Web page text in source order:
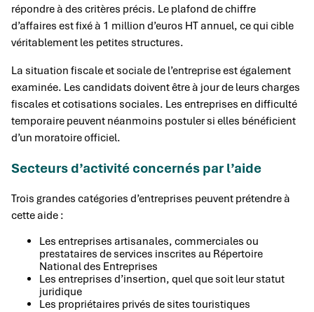
répondre à des critères précis. Le plafond de chiffre
d’affaires est fixé à 1 million d’euros HT annuel, ce qui cible
véritablement les petites structures.
La situation fiscale et sociale de l’entreprise est également
examinée. Les candidats doivent être à jour de leurs charges
fiscales et cotisations sociales. Les entreprises en difficulté
temporaire peuvent néanmoins postuler si elles bénéficient
d’un moratoire officiel.
Secteurs d’activité concernés par l’aide
Trois grandes catégories d’entreprises peuvent prétendre à
cette aide :
Les entreprises artisanales, commerciales ou
prestataires de services inscrites au Répertoire
National des Entreprises
Les entreprises d’insertion, quel que soit leur statut
juridique
Les propriétaires privés de sites touristiques